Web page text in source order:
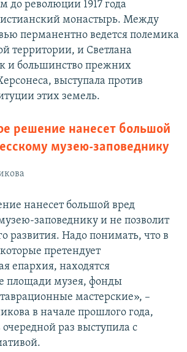
до революции 1917 года
монастырь. Между
перманентно ведется полемика
территории, и Светлана
и большинство прежних
выступала против
этих земель.
решение нанесет большой
музею-заповеднику
нанесет большой вред
заповеднику и не позволит
развития. Надо понимать, что в
претендует
епархия, находятся
площади музея, фонды
мастерские», –
в начале прошлого года,
раз выступила с